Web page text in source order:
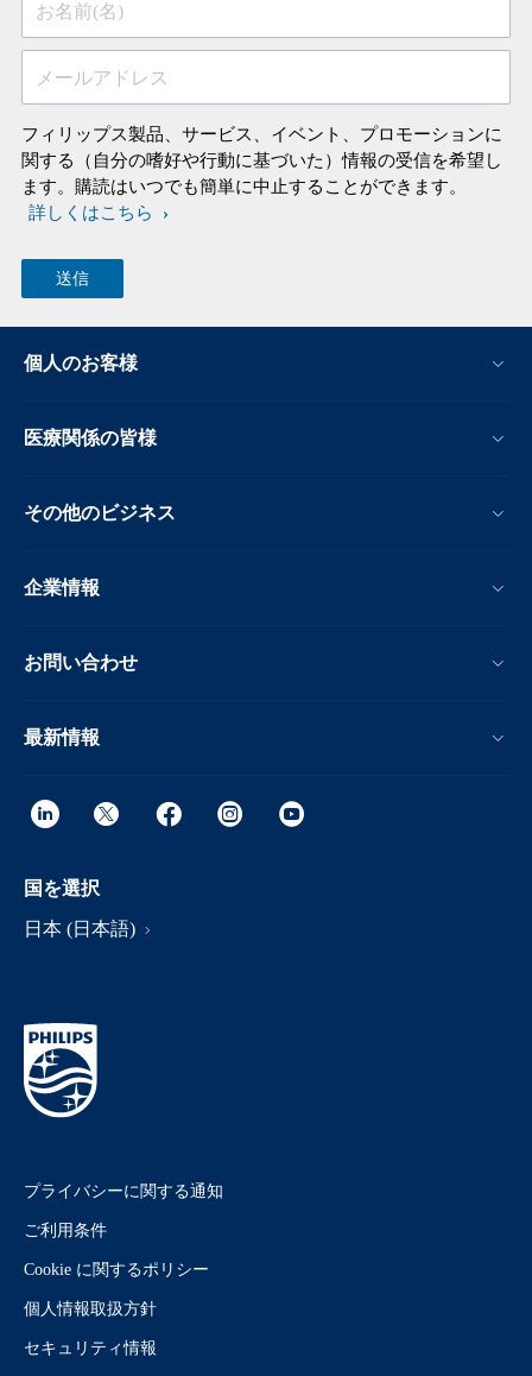
お名前(名)
メールアドレス
フィリップス製品、サービス、イベント、プロモーションに
関する（自分の嗜好や行動に基づいた）情報の受信を希望し
ます。購読はいつでも簡単に中止することができます。
詳しくはこちら
個人のお客様
医療関係の皆様
その他のビジネス
企業情報
お問い合わせ
最新情報
国を選択
日本 (日本語)
プライバシーに関する通知
ご利用条件
Cookie に関するポリシー
個人情報取扱方針
セキュリティ情報